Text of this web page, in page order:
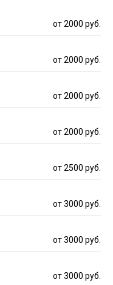
от 2000 руб.
от 2000 руб.
от 2000 руб.
от 2000 руб.
от 2500 руб.
от 3000 руб.
от 3000 руб.
от 3000 руб.